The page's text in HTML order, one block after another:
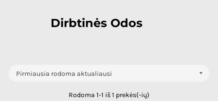
Dirbtinės Odos
Pirmiausia rodoma aktualiausi 
Rodoma 1-1 iš 1 prekės(-ių)